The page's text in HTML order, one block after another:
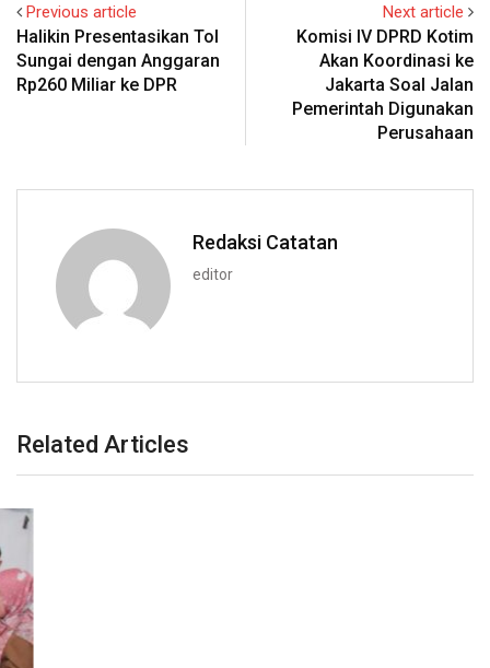
Previous article
Halikin Presentasikan Tol
Sungai dengan Anggaran
Rp260 Miliar ke DPR
Next article
Komisi IV DPRD Kotim
Akan Koordinasi ke
Jakarta Soal Jalan
Pemerintah Digunakan
Perusahaan
Redaksi Catatan
editor
Related Articles